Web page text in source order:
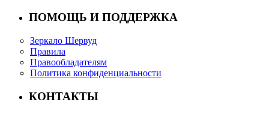
ПОМОЩЬ И ПОДДЕРЖКА
Зеркало Шервуд
Правила
Правообладателям
Политика конфиденциальности
КОНТАКТЫ